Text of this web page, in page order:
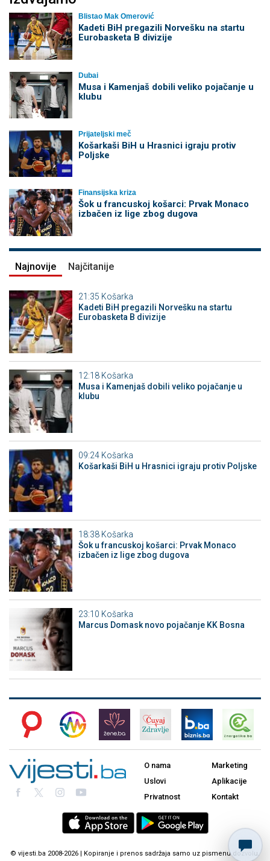
Blistao Mak Omerović
Kadeti BiH pregazili Norvešku na startu
Eurobasketa B divizije
Dubai
Musa i Kamenjaš dobili veliko pojačanje u
klubu
Prijateljski meč
Košarkaši BiH u Hrasnici igraju protiv
Poljske
Finansijska kriza
Šok u francuskoj košarci: Prvak Monaco
izbačen iz lige zbog dugova
Najnovije Najčitanije
21:35 Košarka
Kadeti BiH pregazili Norvešku na startu
Eurobasketa B divizije
12:18 Košarka
Musa i Kamenjaš dobili veliko pojačanje u
klubu
09:24 Košarka
Košarkaši BiH u Hrasnici igraju protiv Poljske
18:38 Košarka
Šok u francuskoj košarci: Prvak Monaco
izbačen iz lige zbog dugova
23:10 Košarka
Marcus Domask novo pojačanje KK Bosna
O nama
Uslovi
Privatnost
Marketing
Aplikacije
Kontakt
© vijesti.ba 2008-2026 | Kopiranje i prenos sadržaja samo uz pismenu dozvolu.